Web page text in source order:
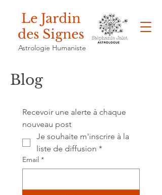
Le Jardin
des Signes
Astrologie Humaniste
Blog
Recevoir une alerte à chaque
nouveau post
Je souhaite m'inscrire à la
liste de diffusion *
Email *